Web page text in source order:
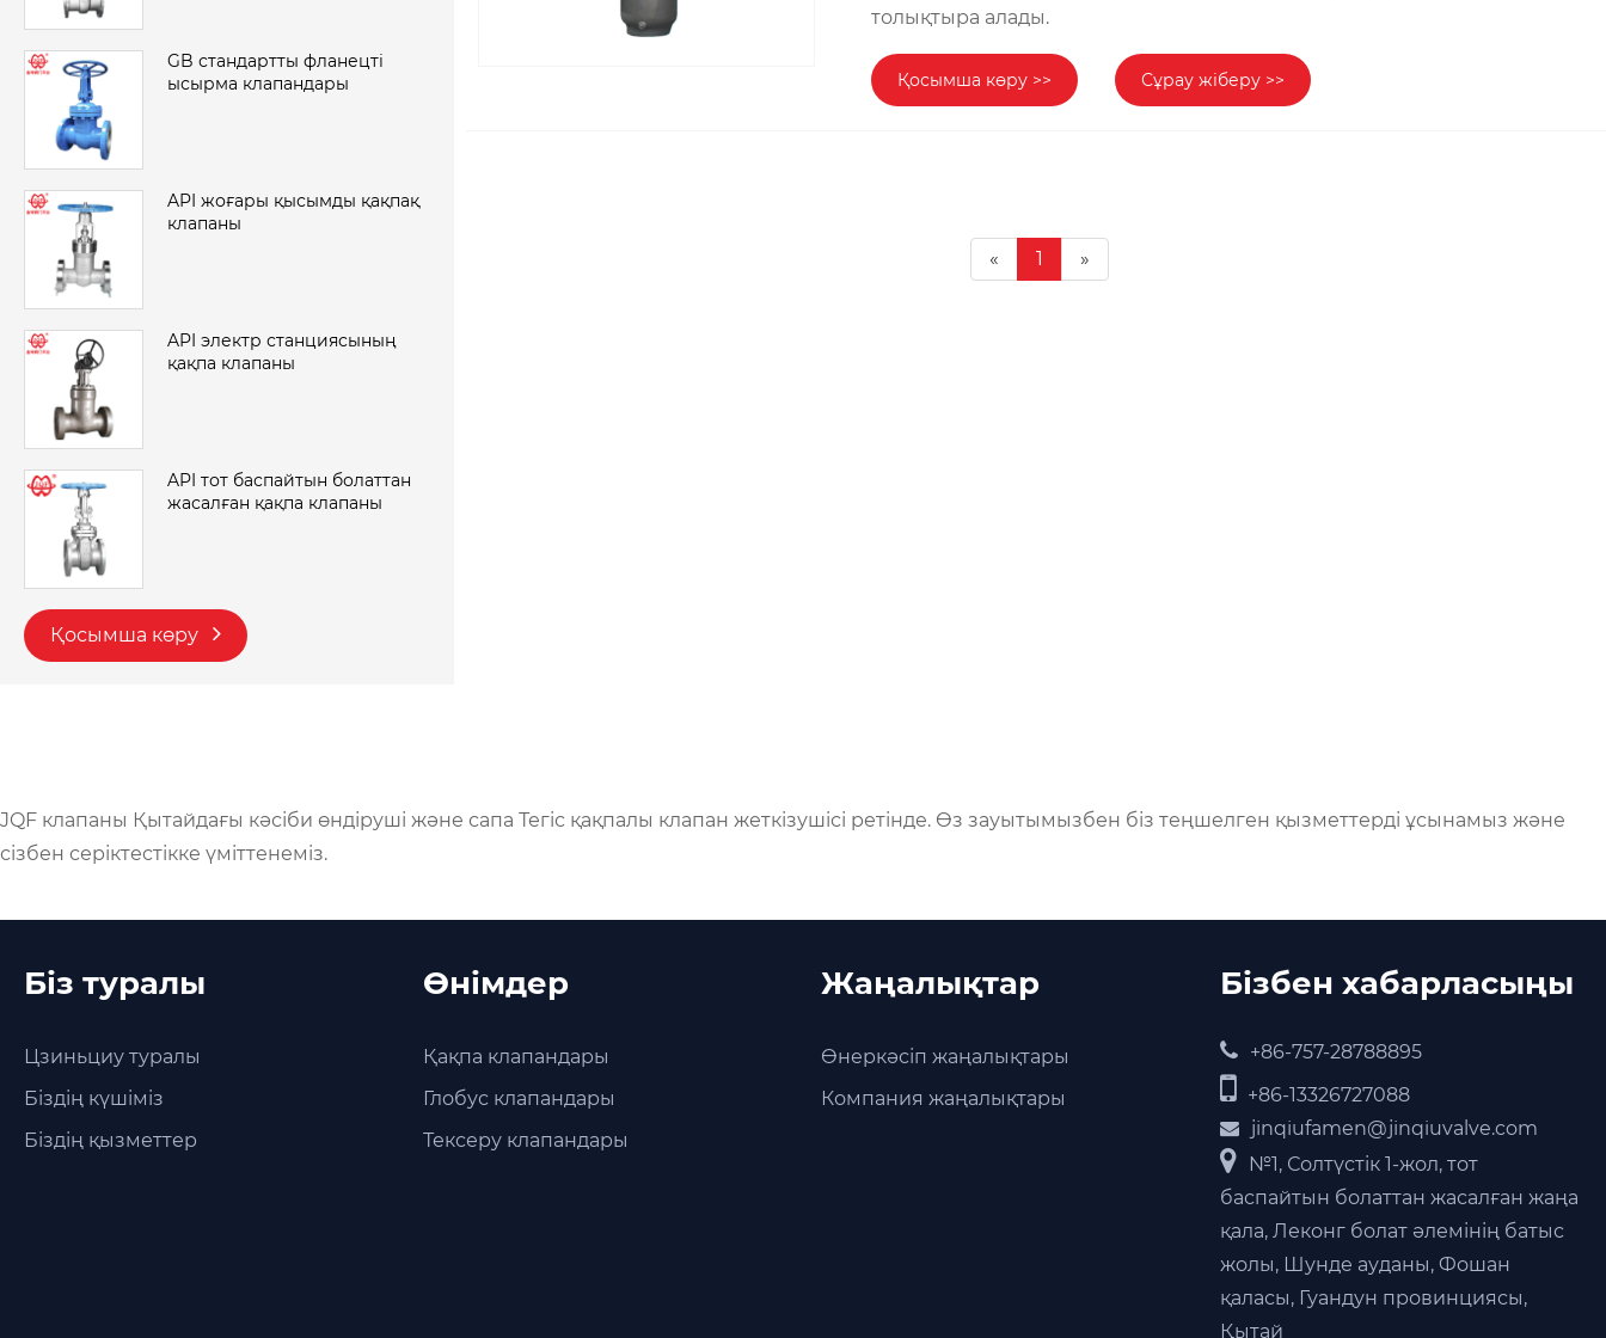
GB стандартты фланецті
ысырма клапандары
API жоғары қысымды қақпақ
клапаны
API электр станциясының
қақпа клапаны
API тот баспайтын болаттан
жасалған қақпа клапаны
Қосымша көру
толықтыра алады.
Қосымша көру >> Сұрау жіберу >>
« 1 »
JQF клапаны Қытайдағы кәсіби өндіруші және сапа Тегіс қақпалы клапан жеткізушісі ретінде. Өз зауытымызбен біз теңшелген қызметтерді ұсынамыз және
сізбен серіктестікке үміттенеміз.
Біз туралы
Цзиньциу туралы
Біздің күшіміз
Біздің қызметтер
Өнімдер
Қақпа клапандары
Глобус клапандары
Тексеру клапандары
Жаңалықтар
Өнеркәсіп жаңалықтары
Компания жаңалықтары
Бізбен хабарласыңы
+86-757-28788895
+86-13326727088
jinqiufamen@jinqiuvalve.com
№1, Солтүстік 1-жол, тот
баспайтын болаттан жасалған жаңа
қала, Леконг болат әлемінің батыс
жолы, Шунде ауданы, Фошан
қаласы, Гуандун провинциясы,
Қытай